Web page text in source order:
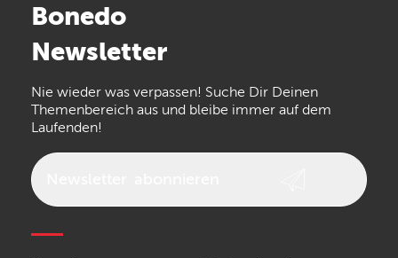
Arturia
the t.bone
Walrus Audio Epiphone
Bonedo
Newsletter
Nie wieder was verpassen! Suche Dir Deinen
Themenbereich aus und bleibe immer auf dem
Laufenden!